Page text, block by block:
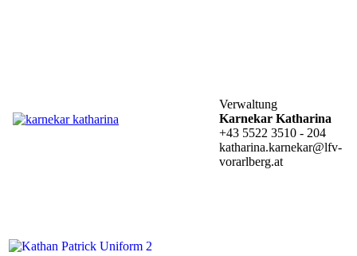
Verwaltung
Karnekar Katharina
+43 5522 3510 - 204
katharina.karnekar@lfv-
vorarlberg.at